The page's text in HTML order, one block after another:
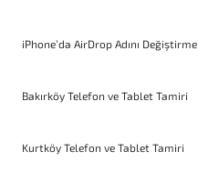
iPhone’da AirDrop Adını Değiştirme
Bakırköy Telefon ve Tablet Tamiri
Kurtköy Telefon ve Tablet Tamiri